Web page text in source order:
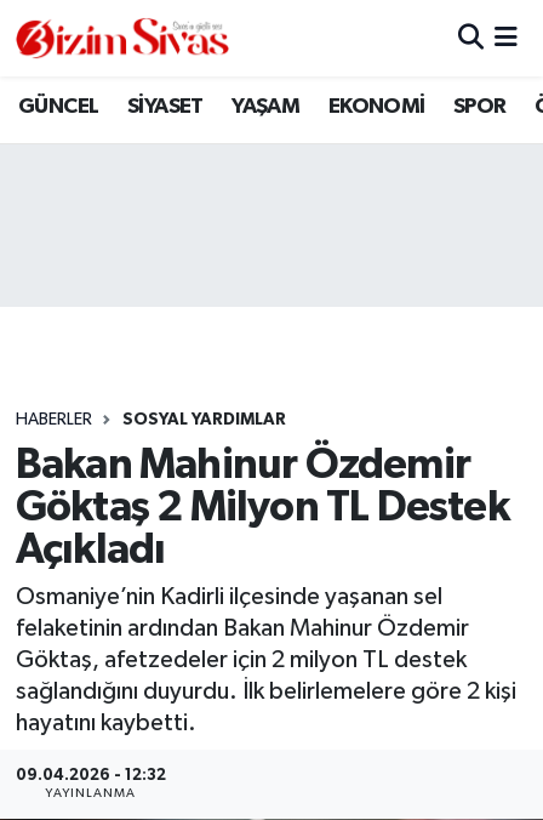
GÜNCEL SİYASET YAŞAM EKONOMİ SPOR
HABERLER SOSYAL YARDIMLAR
Bakan Mahinur Özdemir
Göktaş 2 Milyon TL Destek
Açıkladı
Osmaniye’nin Kadirli ilçesinde yaşanan sel
felaketinin ardından Bakan Mahinur Özdemir
Göktaş, afetzedeler için 2 milyon TL destek
sağlandığını duyurdu. İlk belirlemelere göre 2 kişi
hayatını kaybetti.
09.04.2026 - 12:32
YAYINLANMA
ARAMIZDAN AYRILANLAR
GÜNCEL
KÜLTÜR
MAGAZİN
ÖZEL HABER
RESMİ İLANLAR
SAĞLIK
Sivas Nöbetçi Eczaneler
Son Dakika Haberleri
Haber Arşivi